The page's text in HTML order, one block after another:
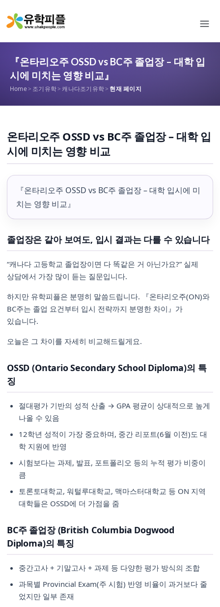
『온타리오주 OSSD vs BC주 졸업장 – 대학 입
시에 미치는 영향 비교』
Home> 조기유학> 캐나다조기유학> 현재 페이지
온타리오주 OSSD vs BC주 졸업장 – 대학 입
시에 미치는 영향 비교
『온타리오주 OSSD vs BC주 졸업장 – 대학 입시에 미
치는 영향 비교』
졸업장은 같아 보여도, 입시 결과는 다를 수 있습니다
“캐나다 고등학교 졸업장이면 다 똑같은 거 아닌가요?” 실제
상담에서 가장 많이 듣는 질문입니다.
하지만 유학피플은 분명히 말씀드립니다. 『온타리오주(ON)와
BC주는 졸업 요건부터 입시 전략까지 분명한 차이』가
있습니다.
오늘은 그 차이를 자세히 비교해드릴게요.
OSSD (Ontario Secondary School Diploma)의 특
징
절대평가 기반의 성적 산출 → GPA 평균이 상대적으로 높게
나올 수 있음
12학년 성적이 가장 중요하며, 중간 리포트(6월 이전)도 대
학 지원에 반영
시험보다는 과제, 발표, 포트폴리오 등의 누적 평가 비중이
큼
토론토대학교, 워털루대학교, 맥마스터대학교 등 ON 지역
대학들은 OSSD에 더 가점을 줌
BC주 졸업장 (British Columbia Dogwood
Diploma)의 특징
중간고사 + 기말고사 + 과제 등 다양한 평가 방식의 조합
과목별 Provincial Exam(주 시험) 반영 비율이 과거보다 줄
었지만 일부 존재